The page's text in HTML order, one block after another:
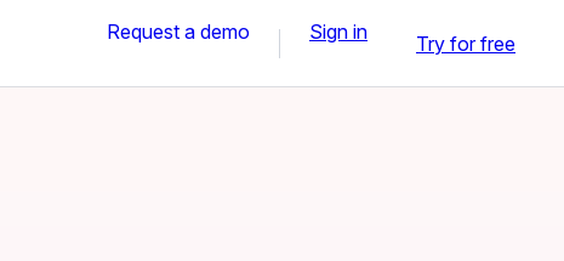
Request a demo Sign in Try for free